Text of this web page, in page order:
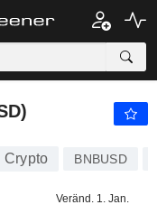
Crypto BNBUSD
Veränd. 1. Jan.